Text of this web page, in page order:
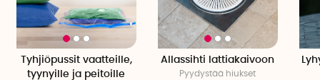
Tyhjiöpussit vaatteille,
tyynyille ja peitoille
Allassihti lattiakaivoon
Pyydystää hiukset